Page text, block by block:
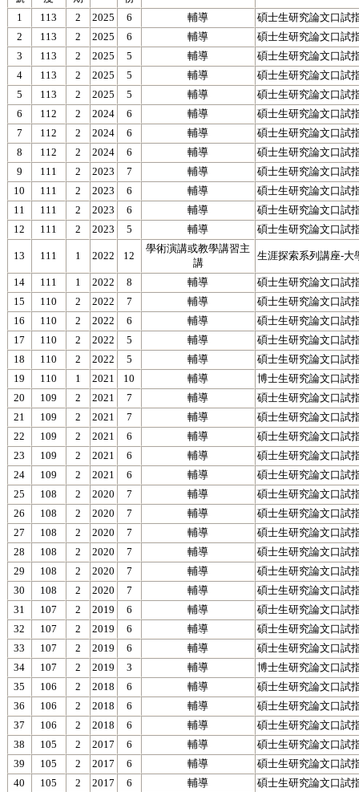
1 113 2 2025 6 輔導
碩士生研究論文口試
2
113 2 2025 6 輔導
碩士生研究論文口試
3
113 2 2025 5 輔導
碩士生研究論文口試
4
113 2 2025 5 輔導
碩士生研究論文口試
5
113 2 2025 5 輔導
碩士生研究論文口試
6
112 2 2024 6 輔導
碩士生研究論文口試
7
112 2 2024 6 輔導
碩士生研究論文口試
8
112 2 2024 6 輔導
碩士生研究論文口試
9
111 2 2023 7 輔導
碩士生研究論文口試
10
111 2 2023 6 輔導
碩士生研究論文口試
11
111 2 2023 6 輔導
碩士生研究論文口試
12
111 2 2023 5 輔導 碩士生研究論文口試
13 111 1 2022 12
學術演講或教學講習主
講
生涯探索系列講座-大
14 111 1 2022 8 輔導
碩士生研究論文口試
15
110 2 2022 7 輔導
碩士生研究論文口試
16
110 2 2022 6 輔導
碩士生研究論文口試
17
110 2 2022 5 輔導
碩士生研究論文口試
18
110 2 2022 5 輔導
碩士生研究論文口試
19
110 1 2021 10 輔導
博士生研究論文口試
20
109 2 2021 7 輔導
碩士生研究論文口試
21
109 2 2021 7 輔導
碩士生研究論文口試
22
109 2 2021 6 輔導
碩士生研究論文口試
23
109 2 2021 6 輔導
碩士生研究論文口試
24
109 2 2021 6 輔導
碩士生研究論文口試
25
108 2 2020 7 輔導
碩士生研究論文口試
26
108 2 2020 7 輔導
碩士生研究論文口試
27
108 2 2020 7 輔導
碩士生研究論文口試
28
108 2 2020 7 輔導
碩士生研究論文口試
29
108 2 2020 7 輔導
碩士生研究論文口試
30
108 2 2020 7 輔導
碩士生研究論文口試
31
107 2 2019 6 輔導
碩士生研究論文口試
32
107 2 2019 6 輔導
碩士生研究論文口試
33
107 2 2019 6 輔導
碩士生研究論文口試
34
107 2 2019 3 輔導
博士生研究論文口試
35
106 2 2018 6 輔導
碩士生研究論文口試
36
106 2 2018 6 輔導
碩士生研究論文口試
37
106 2 2018 6 輔導
碩士生研究論文口試
38
105 2 2017 6 輔導
碩士生研究論文口試
39
105 2 2017 6 輔導
碩士生研究論文口試
40
105 2 2017 6 輔導
碩士生研究論文口試